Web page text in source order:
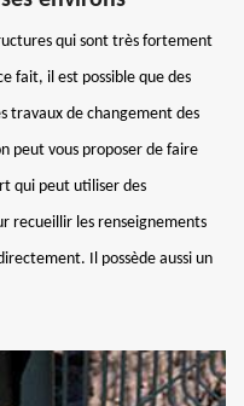
qui sont très fortement
fait, il est possible que des
travaux de changement des
peut vous proposer de faire
qui peut utiliser des
recueillir les renseignements
Il possède aussi un